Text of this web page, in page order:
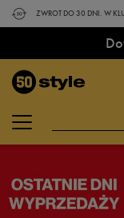
ZWROT DO 30 DNI. W